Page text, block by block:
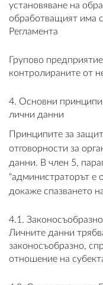
установяване на
обработващият има
Регламента
Групово
контролираните от
4. Основни
лични данни
Принципите за
отговорности за
данни. В член 5,
"администраторът е
докаже спазването
4.1.
Личните данни
законосъобразно,
отношение на